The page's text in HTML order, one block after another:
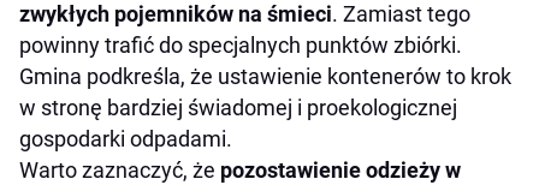
zwykłych pojemników na śmieci. Zamiast tego
powinny trafić do specjalnych punktów zbiórki.
Gmina podkreśla, że ustawienie kontenerów to krok
w stronę bardziej świadomej i proekologicznej
gospodarki odpadami.
Warto zaznaczyć, że pozostawienie odzieży w